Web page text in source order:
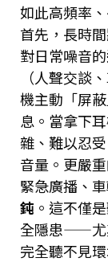
如此高頻率
首先，長時
對日常噪音的
（人聲交談
機主動「屏
息。當拿下
雜、難以忍
音量。更嚴
緊急廣播、
鈍 。這不僅
全隱患——尤
完全聽不見